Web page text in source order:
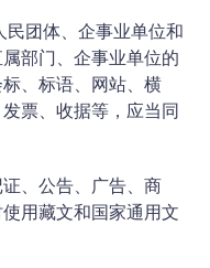
团体、企事业单位和
部门、企事业单位的
、标语、网站、横
票、收据等，应当同
、公告、广告、商
用藏文和国家通用文